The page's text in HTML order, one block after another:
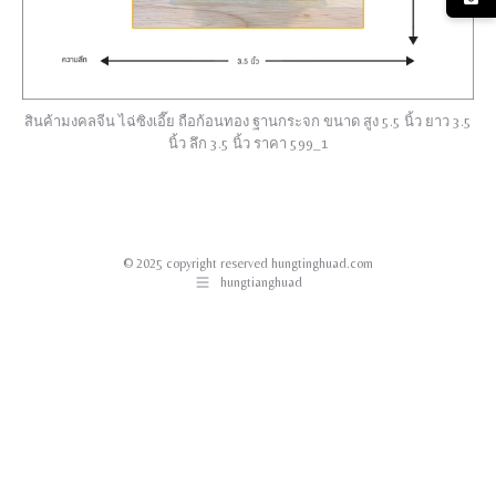
สินค้ามงคลจีน ไฉ่ซิงเอี๊ย ถือก้อนทอง ฐานกระจก ขนาด สูง 5.5 นิ้ว ยาว 3.5
นิ้ว ลึก 3.5 นิ้ว ราคา 599_1
© 2025 copyright reserved hungtinghuad.com
hungtianghuad